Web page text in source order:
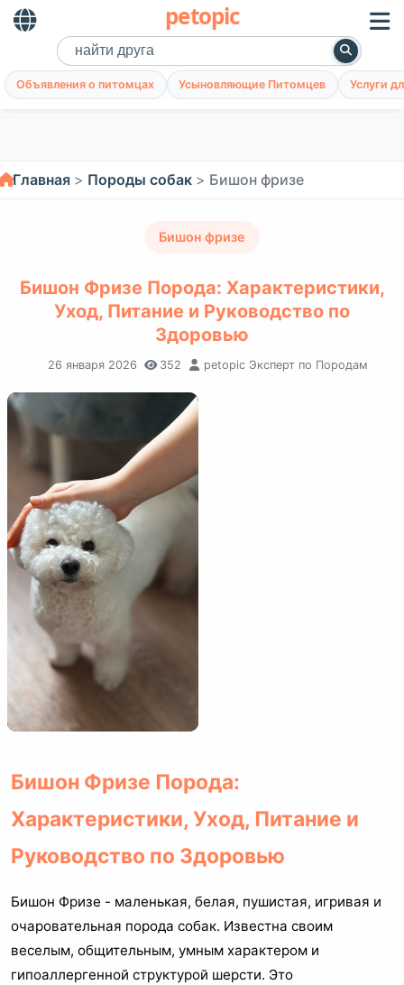
petopic
Объявления о питомцах Усыновляющие Питомцев Услуги
Главная Породы собак Бишон фризе
Бишон фризе
Бишон Фризе Порода: Характеристики,
Уход, Питание и Руководство по
Здоровью
26 января 2026 352 petopic Эксперт по Породам
Бишон Фризе Порода:
Характеристики, Уход, Питание и
Руководство по Здоровью
Бишон Фризе - маленькая, белая, пушистая, игривая и
очаровательная порода собак. Известна своим
веселым, общительным, умным характером и
гипоаллергенной структурой шерсти. Это